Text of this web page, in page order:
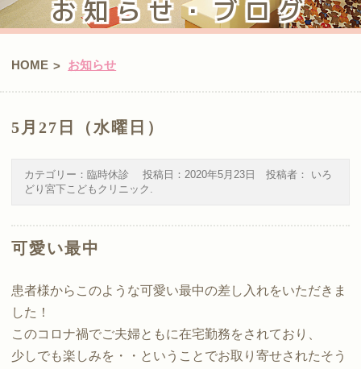
お知らせ・ブログ
HOME > お知らせ
5月27日（水曜日）
カテゴリー： 臨時休診 投稿日： 2020年5月23日 投稿者： いろ
どり宮下こどもクリニック
可愛い最中
患者様からこのような可愛い最中の差し入れをいただきま
した！
このコロナ禍でご夫婦ともに在宅勤務をされており、
少しでも楽しみを・・ということでお取り寄せされたそう